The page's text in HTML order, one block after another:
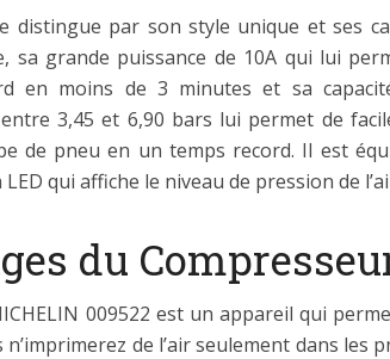
distingue par son style unique et ses
sa grande puissance de 10A qui lui
en moins de 3 minutes et sa
3,45 et 6,90 bars lui permet de
de pneu en un temps record. Il est
qui affiche le niveau de pression de
du
009522 est un appareil qui
de l’air seulement dans